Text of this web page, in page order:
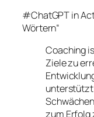
#ChatGPT in
Wörtern“
Coaching
Ziele zu
unterstützt
zum Erfolg